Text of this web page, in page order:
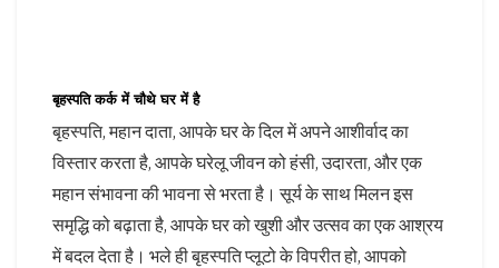
बृहस्पति कर्क में चौथे घर में है
बृहस्पति, महान दाता, आपके घर के दिल में अपने आशीर्वाद का
विस्तार करता है, आपके घरेलू जीवन को हंसी, उदारता, और एक
महान संभावना की भावना से भरता है। सूर्य के साथ मिलन इस
समृद्धि को बढ़ाता है, आपके घर को खुशी और उत्सव का एक आश्रय
में बदल देता है। भले ही बृहस्पति प्लूटो के विपरीत हो, आपको